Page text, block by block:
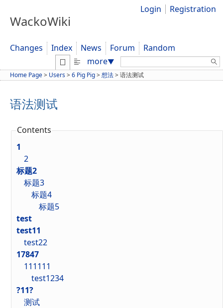
WackoWiki
Login Registration
Changes Index News Forum
Random
more▼ Search:
Home Page> Users>6 Pig Pig>想法>语法测试
语法测试
Contents
1
2
标题2
标题3
标题4
标题5
test
test11
test22
17847
111111
test1234
?11?
测试